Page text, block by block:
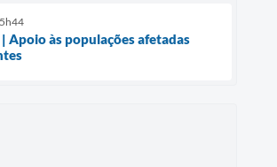
| Apoio às populações afetadas